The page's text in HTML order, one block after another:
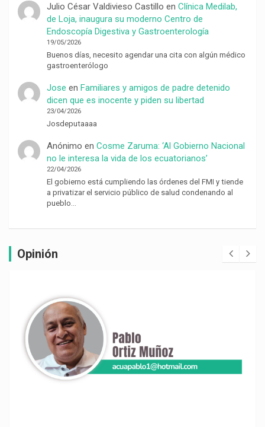
Julio César Valdivieso Castillo en Clínica Medilab,
de Loja, inaugura su moderno Centro de
Endoscopía Digestiva y Gastroenterología
19/05/2026
Buenos días, necesito agendar una cita con algún médico
gastroenterólogo
Jose en Familiares y amigos de padre detenido
dicen que es inocente y piden su libertad
23/04/2026
Josdeputaaaa
Anónimo en Cosme Zaruma: ‘Al Gobierno Nacional
no le interesa la vida de los ecuatorianos’
22/04/2026
El gobierno está cumpliendo las órdenes del FMI y tiende
a privatizar el servicio público de salud condenando al
pueblo…
Opinión